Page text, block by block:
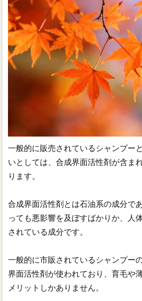
一般的に販売されているシャンプー
いとしては、合成界面活性剤が含ま
ります。
合成界面活性剤とは石油系の成分で
っても悪影響を及ぼすばかりか、人
されている成分です。
一般的に市販されているシャンプー
界面活性剤が使われており、育毛や
メリットしかありません。